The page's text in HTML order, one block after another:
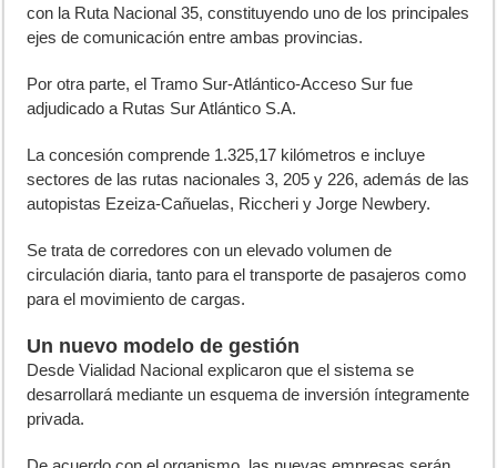
con la Ruta Nacional 35, constituyendo uno de los principales
ejes de comunicación entre ambas provincias.
Por otra parte, el Tramo Sur-Atlántico-Acceso Sur fue
adjudicado a Rutas Sur Atlántico S.A.
La concesión comprende 1.325,17 kilómetros e incluye
sectores de las rutas nacionales 3, 205 y 226, además de las
autopistas Ezeiza-Cañuelas, Riccheri y Jorge Newbery.
Se trata de corredores con un elevado volumen de
circulación diaria, tanto para el transporte de pasajeros como
para el movimiento de cargas.
Un nuevo modelo de gestión
Desde Vialidad Nacional explicaron que el sistema se
desarrollará mediante un esquema de inversión íntegramente
privada.